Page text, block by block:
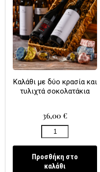
Καλάθι με δύο κρασία και
τυλιχτά σοκολατάκια
36,00 €
Προσθήκη στο
καλάθι